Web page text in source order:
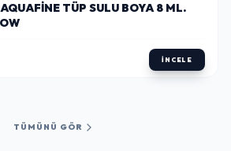
TÜP SULU BOYA 8 ML.
İNCELE
TÜMÜNÜ GÖR